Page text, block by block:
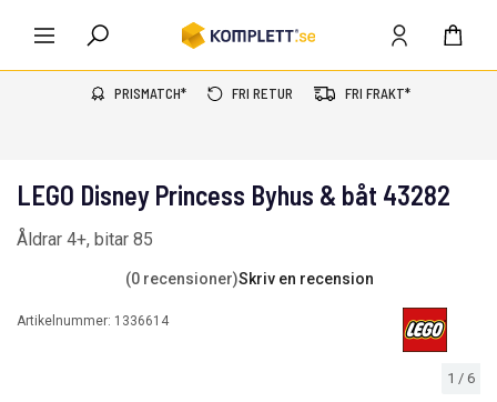
PRISMATCH* FRI RETUR FRI FRAKT*
1 / 6
LEGO Disney Princess Byhus & båt 43282
Åldrar 4+, bitar 85
(0 recensioner)Skriv en recension
Artikelnummer: 1336614